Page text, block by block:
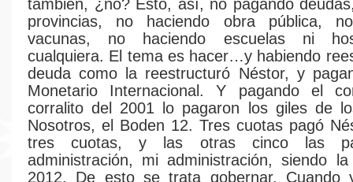
también, ¿no? Esto, así, no pagando
provincias, no haciendo obra pública,
vacunas, no haciendo escuelas ni
cualquiera. El tema es hacer…y habiendo
deuda como la reestructuró Néstor, y
Monetario Internacional. Y pagando el
corralito del 2001 lo pagaron los giles de
Nosotros, el Boden 12. Tres cuotas pagó
tres cuotas, y las otras cinco las
administración, mi administración, siendo
2012. De esto se trata gobernar. Cuando